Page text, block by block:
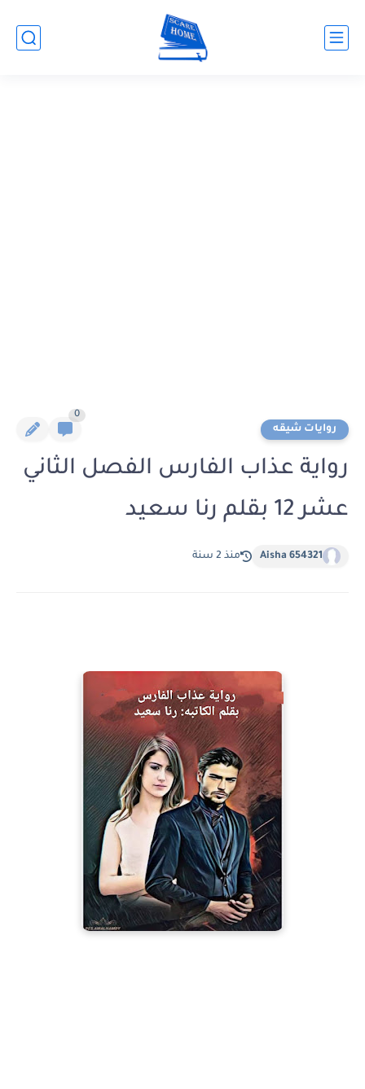
روايات شيقه
0
رواية عذاب الفارس الفصل الثاني
عشر 12 بقلم رنا سعيد
Aisha 654321 منذ 2 سنة